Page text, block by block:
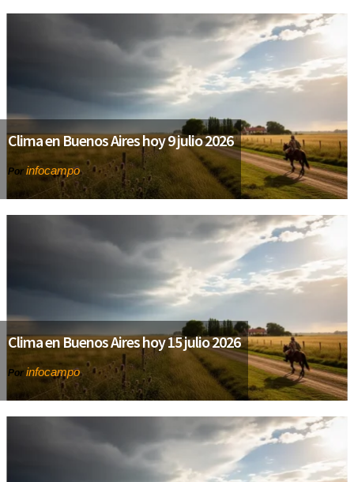
Clima en Buenos Aires hoy 9 julio 2026
Por infocampo
Clima en Buenos Aires hoy 15 julio 2026
Por infocampo